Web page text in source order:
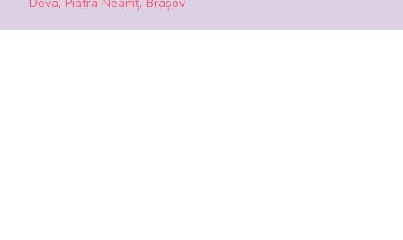
Deva, Piatra Neamț, Brașov